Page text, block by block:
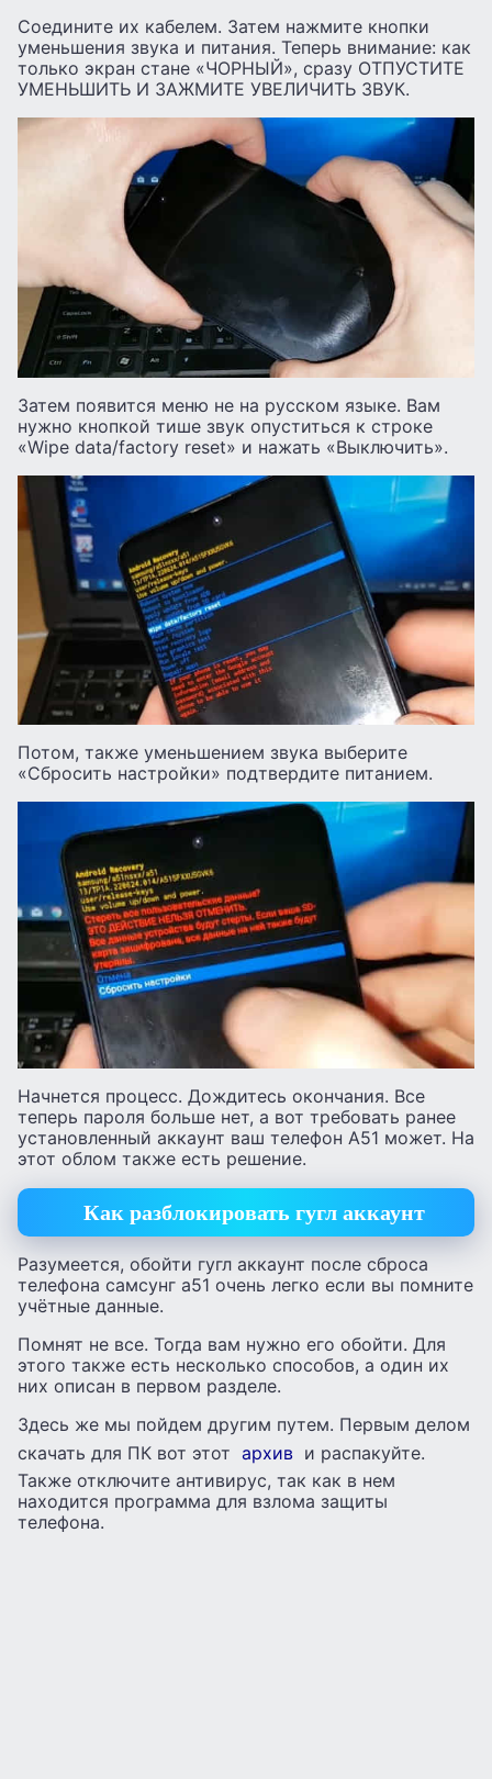
Соедините их кабелем. Затем нажмите кнопки
уменьшения звука и питания. Теперь внимание: как
только экран стане «ЧОРНЫЙ», сразу ОТПУСТИТЕ
УМЕНЬШИТЬ И ЗАЖМИТЕ УВЕЛИЧИТЬ ЗВУК.
Затем появится меню не на русском языке. Вам
нужно кнопкой тише звук опуститься к строке
«Wipe data/factory reset» и нажать «Выключить».
Потом, также уменьшением звука выберите
«Сбросить настройки» подтвердите питанием.
Начнется процесс. Дождитесь окончания. Все
теперь пароля больше нет, а вот требовать ранее
установленный аккаунт ваш телефон А51 может. На
этот облом также есть решение.
Как разблокировать гугл аккаунт
Разумеется, обойти гугл аккаунт после сброса
телефона самсунг а51 очень легко если вы помните
учётные данные.
Помнят не все. Тогда вам нужно его обойти. Для
этого также есть несколько способов, а один их
них описан в первом разделе.
Здесь же мы пойдем другим путем. Первым делом
скачать для ПК вот этот архив и распакуйте.
Также отключите антивирус, так как в нем
находится программа для взлома защиты
телефона.